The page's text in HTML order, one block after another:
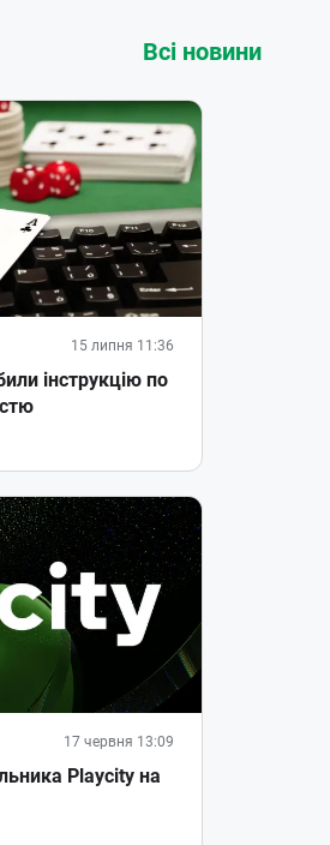
Всі новини
15 липня 11:36
інструкцію по
17 червня 13:09
Playcity на